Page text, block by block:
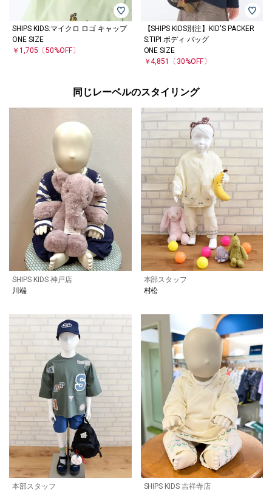
SHIPS KIDS:マイクロ ロゴ キャップ
ONE SIZE
￥1,705 〔50%OFF〕
【SHIPS KIDS別注】KID'S PACKER
S:TIPI ボディ バッグ
ONE SIZE
￥4,851
〔30%OFF〕
同じレーベルのスタイリング
SHIPS KIDS 神戸店
川端
本部スタッフ
村松
本部スタッフ
SHIPS KIDS 吉祥寺店